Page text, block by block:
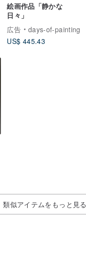
絵画作品「静かな
日々」
広告
days-of-painting
US$ 445.43
類似アイテムをもっと見る